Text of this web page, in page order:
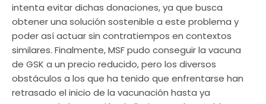
intenta evitar dichas donaciones, ya que busca
obtener una solución sostenible a este problema y
poder así actuar sin contratiempos en contextos
similares. Finalmente, MSF pudo conseguir la vacuna
de GSK a un precio reducido, pero los diversos
obstáculos a los que ha tenido que enfrentarse han
retrasado el inicio de la vacunación hasta ya